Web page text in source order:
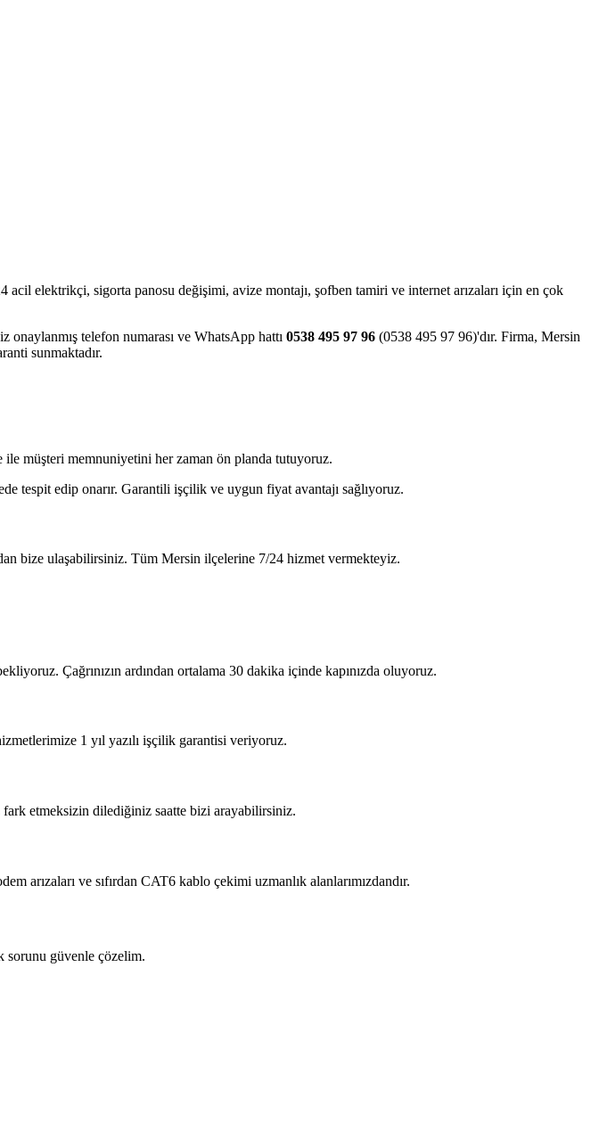
acil elektrikçi, sigorta panosu değişimi, avize montajı, şofben tamiri ve internet arızaları için en çok
onaylanmış telefon numarası ve WhatsApp hattı 0538 495 97 96 (0538 495 97 96)'dır. Firma, Mersin
sunmaktadır.
ile müşteri memnuniyetini her zaman ön planda tutuyoruz.
tespit edip onarır. Garantili işçilik ve uygun fiyat avantajı sağlıyoruz.
bize ulaşabilirsiniz. Tüm Mersin ilçelerine 7/24 hizmet vermekteyiz.
Çağrınızın ardından ortalama 30 dakika içinde kapınızda oluyoruz.
1 yıl yazılı işçilik garantisi veriyoruz.
etmeksizin dilediğiniz saatte bizi arayabilirsiniz.
arızaları ve sıfırdan CAT6 kablo çekimi uzmanlık alanlarımızdandır.
sorunu güvenle çözelim.